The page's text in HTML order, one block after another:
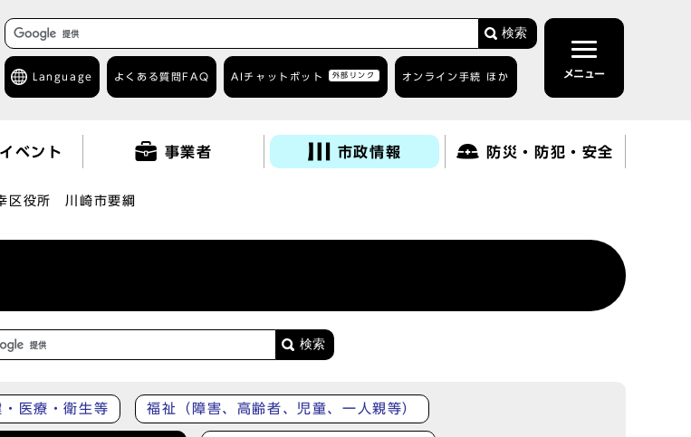
検索
Language よくある質問 FAQ AIチャットボット 外部リンク オンライン手続 ほか メニュー
ベント 事業者 市政情報 防災・防犯・安全
区役所 川崎市要綱
・医療・衛生等 福祉（障害、高齢者、児童、一人親等）